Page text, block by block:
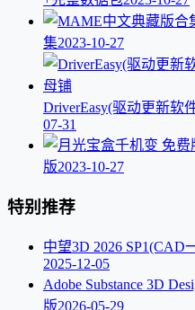
集2023-10-27
DriverEasy(驱动更新软
07-31
版2023-10-27
特别推荐
中望3D 2026
2025-12-05
Adobe Substance 3D
版2026-05-29